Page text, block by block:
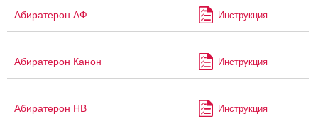
Абиратерон АФ Инструкция
Абиратерон Канон Инструкция
Абиратерон НВ Инструкция